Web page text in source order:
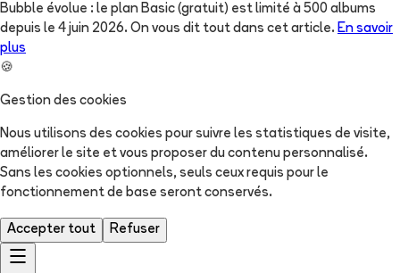
Bubble évolue : le plan Basic (gratuit) est limité à 500 albums
depuis le 4 juin 2026. On vous dit tout dans cet article. En savoir
plus
🍪
Gestion des cookies
Nous utilisons des cookies pour suivre les statistiques de visite,
améliorer le site et vous proposer du contenu personnalisé.
Sans les cookies optionnels, seuls ceux requis pour le
fonctionnement de base seront conservés.
Accepter tout Refuser